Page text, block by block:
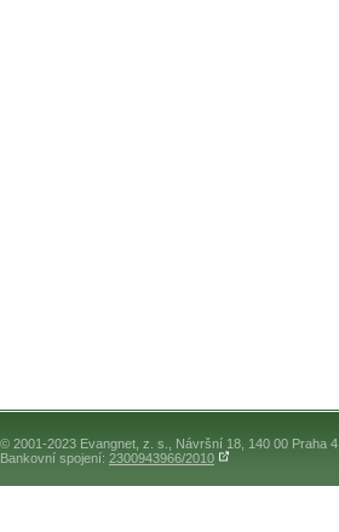
© 2001-2023 Evangnet, z. s., Návršní 18, 140 00 Praha 4
Bankovní spojení: 2300943966/2010